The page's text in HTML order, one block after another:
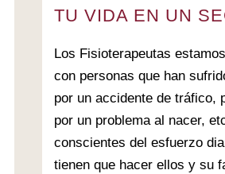
TU VIDA EN UN
Los Fisioterapeutas
con personas que han
por un accidente de tráfico,
por un problema al nacer,
conscientes del esfuerzo
tienen que hacer ellos y su